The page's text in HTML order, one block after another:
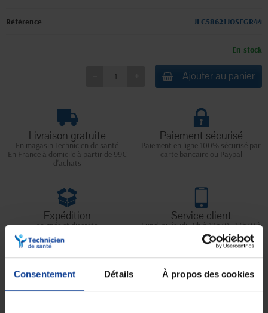
Consentement Détails À propos des cookies
Référence JLC58621JOSEGR44
En stock
Ajouter au panier
Livraison gratuite
En magasin Technicien de santé
En France à domicile à partir de 99€
d'achats
Paiement sécurisé
Paiement en ligne 100% sécurisé par
carte bancaire ou Paypal
Expédition
soignée et discrète
Service client
Lundi au jeudi : 9h à 12h30 - 13h30 à
18h
Le vendredi jusqu'à 17h
Description